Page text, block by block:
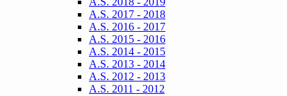
A.S. 2017 - 2018
A.S. 2016 - 2017
A.S. 2015 - 2016
A.S. 2014 - 2015
A.S. 2013 - 2014
A.S. 2012 - 2013
A.S. 2011 - 2012